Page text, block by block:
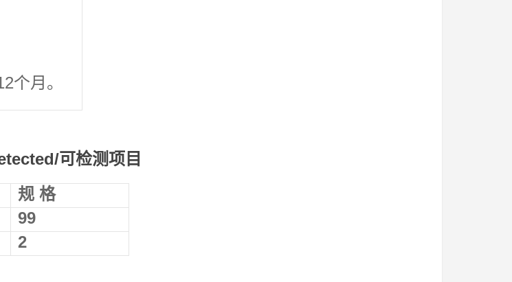
个月。
/可检测项目
规 格
99
2